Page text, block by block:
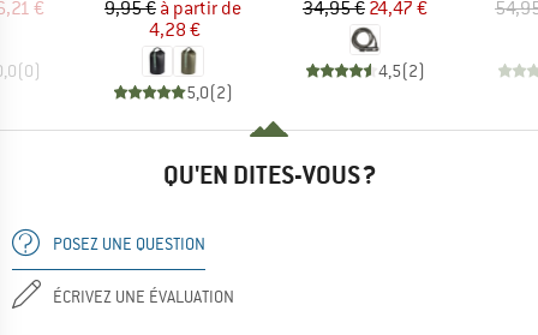
réduit
€
(0)
Prix
9,95 € Prix réduit
à partir de
4,28 €
5,0(2)
Prix
34,95 €Prix réduit
24,47 €
4,5(2)
QU'EN DITES-VOUS ?
POSEZ UNE QUESTION
ÉCRIVEZ UNE ÉVALUATION